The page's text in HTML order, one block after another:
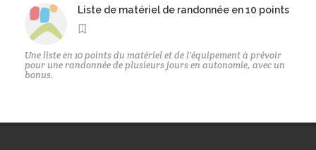
Liste de matériel de randonnée en 10 points
Une liste en 10 points du matériel et de l'équipement à prévoir
pour une randonnée de plusieurs jours en autonomie, avec un
bonus.